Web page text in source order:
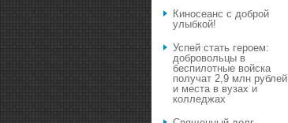
Киносеанс с доброй
улыбкой!
Успей стать героем:
добровольцы в
беспилотные войска
получат 2,9 млн рублей
и места в вузах и
колледжах